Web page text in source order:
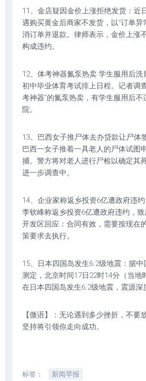
11、金店疑因金价上涨拒绝发货：近
遇购买黄金后商家不发货，以“订单异
消订单并退款。律师表示，金价上涨
构成违约。
12、体考神器氮泵热卖 学生服用后洗
初中毕业体育考试排上日程。记者调
考神器”的氮泵热卖，有学生服用后不
院。
13、巴西女子推尸体去办贷款让尸体
巴西一女子推着一具老人的尸体试图
捕。警方将对老人进行尸检以确定其
进一步调查中。
14、企业家称返乡投资6亿遭政府违
李钦峰称返乡投资6亿遭政府违约，致
开发区回应：合同有效，需要按现在
策要求去执行。
15、日本四国岛发生6.2级地震：据
测定，北京时间17日22时14分（当地
在日本四国岛发生6.2级地震，震源深
【微语】：无论遇到多少挫折，不要
坚持将引领你走向成功。
标签： 新闻早报